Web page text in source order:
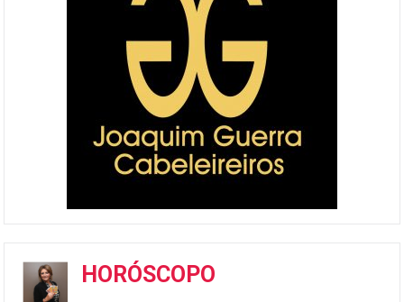
HORÓSCOPO